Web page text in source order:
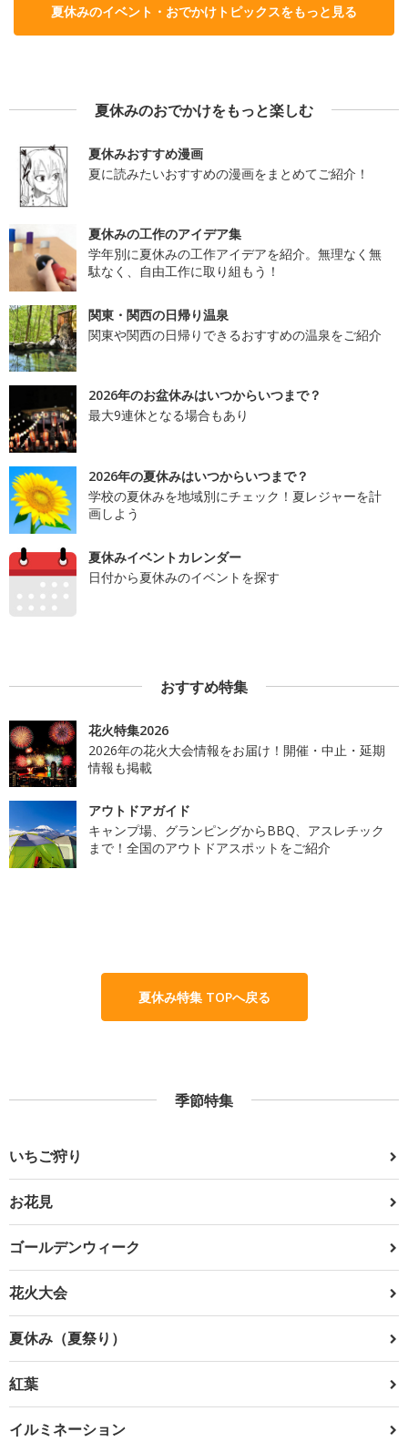
夏休みのイベント・おでかけトピックスをもっと見る
夏休みのおでかけをもっと楽しむ
夏休みおすすめ漫画
夏に読みたいおすすめの漫画をまとめてご紹介！
夏休みの工作のアイデア集
学年別に夏休みの工作アイデアを紹介。無理なく無
駄なく、自由工作に取り組もう！
関東・関西の日帰り温泉
関東や関西の日帰りできるおすすめの温泉をご紹介
2026年のお盆休みはいつからいつまで？
最大9連休となる場合もあり
2026年の夏休みはいつからいつまで？
学校の夏休みを地域別にチェック！夏レジャーを計
画しよう
夏休みイベントカレンダー
日付から夏休みのイベントを探す
おすすめ特集
花火特集2026
2026年の花火大会情報をお届け！開催・中止・延期
情報も掲載
アウトドアガイド
キャンプ場、グランピングからBBQ、アスレチック
まで！全国のアウトドアスポットをご紹介
夏休み特集 TOPへ戻る
季節特集
いちご狩り
お花見
ゴールデンウィーク
花火大会
夏休み（夏祭り）
紅葉
イルミネーション